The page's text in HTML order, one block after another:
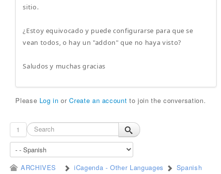
sitio.
¿Estoy equivocado y puede configurarse para que se
vean todos, o hay un "addon" que no haya visto?
Saludos y muchas gracias
Please Log in orCreate an account to join the conversation.
1
ARCHIVES iCagenda - Other Languages
Spanish